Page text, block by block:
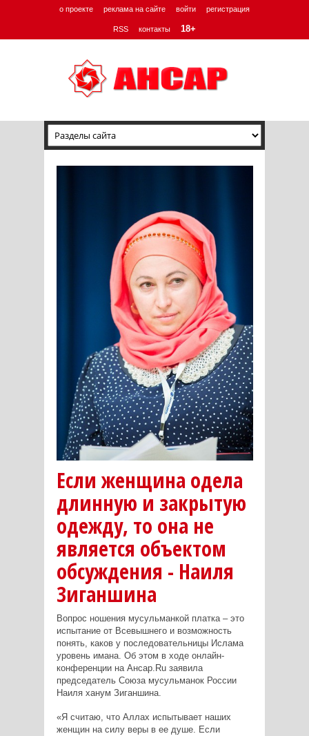
о проекте реклама на сайте войти регистрация
RSS контакты 18+
Если женщина одела
длинную и закрытую
одежду, то она не
является объектом
обсуждения - Наиля
Зиганшина
Вопрос ношения мусульманкой платка – это
испытание от Всевышнего и возможность
понять, каков у последовательницы Ислама
уровень имана. Об этом в ходе онлайн-
конференции на Ансар.Ru заявила
председатель Союза мусульманок России
Наиля ханум Зиганшина.
«Я считаю, что Аллах испытывает наших
женщин на силу веры в ее душе. Если